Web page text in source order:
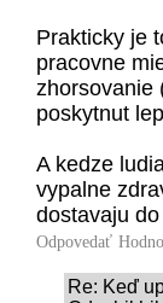
Prakticky je
pracovne
zhorsovanie
poskytnut
A kedze
vypalne
dostavaju
Odpovedať
Re: Keď